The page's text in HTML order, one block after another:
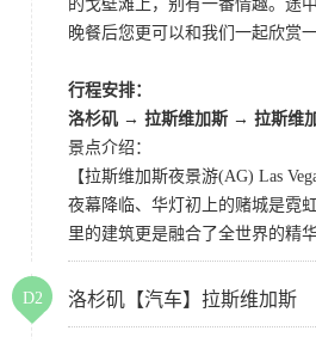
的戈壁滩上，别有一番情趣。途
晚餐后您更可以和我们一起欣赏
行程安排：
洛杉矶 → 拉斯维加斯 → 拉斯维
景点介绍：
【拉斯维加斯夜景游(AG) Las
夜幕降临、华灯初上的赌城是霓
里的建筑更是融合了全世界的精
D2 洛杉矶【汽车】拉斯维加斯